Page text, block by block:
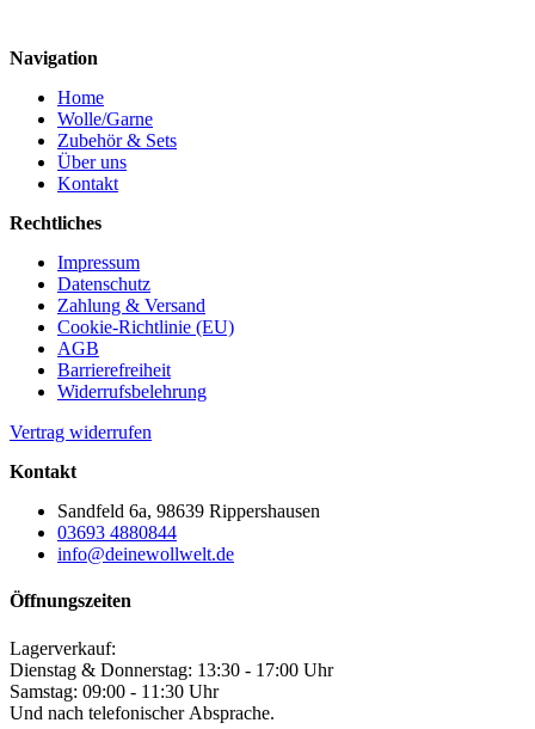
Navigation
Home
Wolle/Garne
Zubehör & Sets
Über uns
Kontakt
Rechtliches
Impressum
Datenschutz
Zahlung & Versand
Cookie-Richtlinie (EU)
AGB
Barrierefreiheit
Widerrufsbelehrung
Vertrag widerrufen
Kontakt
Sandfeld 6a, 98639 Rippershausen
03693 4880844
info@deinewollwelt.de
Öffnungszeiten
Lagerverkauf:
Dienstag & Donnerstag: 13:30 - 17:00 Uhr
Samstag: 09:00 - 11:30 Uhr
Und nach telefonischer Absprache.